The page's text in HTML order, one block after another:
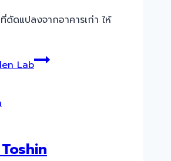
ดัดแปลงจากอาคารเก่า ให้
Lab